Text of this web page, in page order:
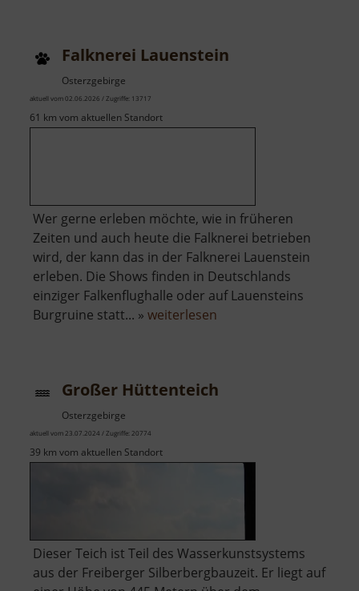
Falknerei Lauenstein
Osterzgebirge
aktuell vom 02.06.2026 / Zugriffe: 13717
61 km vom aktuellen Standort
Wer gerne erleben möchte, wie in früheren
Zeiten und auch heute die Falknerei betrieben
wird, der kann das in der Falknerei Lauenstein
erleben. Die Shows finden in Deutschlands
einziger Falkenflughalle oder auf Lauensteins
Burgruine statt... » weiterlesen
Großer Hüttenteich
Osterzgebirge
aktuell vom 23.07.2024 / Zugriffe: 20774
39 km vom aktuellen Standort
Dieser Teich ist Teil des Wasserkunstsystems
aus der Freiberger Silberbergbauzeit. Er liegt auf